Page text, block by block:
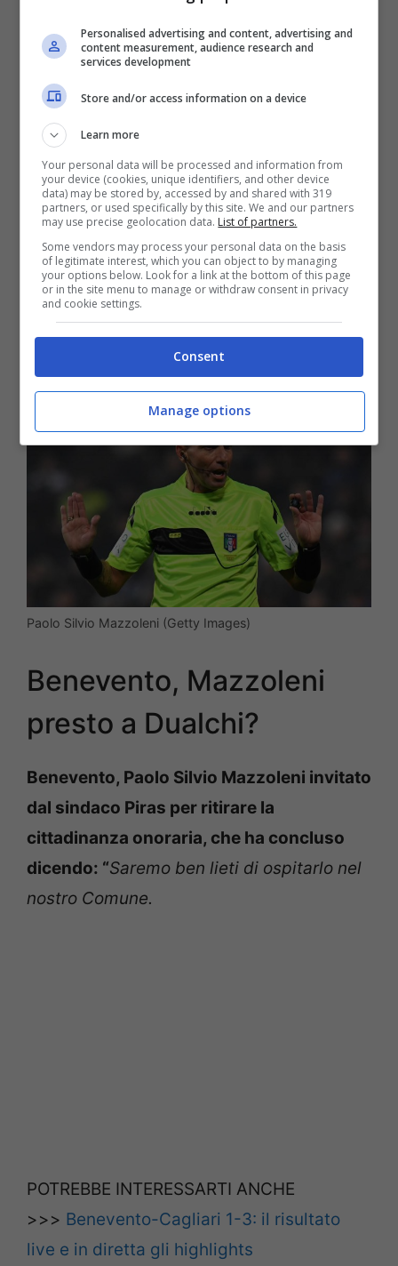
accetterebbero senza fare problemi”.
LEGGI ANCHE >>>Benevento-Cagliari,
Semplici giustifica il mancato rigore
Paolo Silvio Mazzoleni (Getty Images)
Benevento, Mazzoleni
presto a Dualchi?
Benevento, Paolo Silvio Mazzoleni invitato
dal sindaco Piras per ritirare la
cittadinanza onoraria, che ha concluso
dicendo: “Saremo ben lieti di ospitarlo nel
nostro Comune.
POTREBBE INTERESSARTI ANCHE
>>> Benevento-Cagliari 1-3: il risultato
live e in diretta gli highlights
Personalised advertising and content, advertising and
content measurement, audience research and
services development
Store and/or access information on a device
Learn more
Your personal data will be processed and information from
your device (cookies, unique identifiers, and other device
data) may be stored by, accessed by and shared with 319
partners, or used specifically by this site. We and our partners
may use precise geolocation data. List of partners.
Some vendors may process your personal data on the basis
of legitimate interest, which you can object to by managing
your options below. Look for a link at the bottom of this page
or in the site menu to manage or withdraw consent in privacy
and cookie settings.
Consent
Manage options